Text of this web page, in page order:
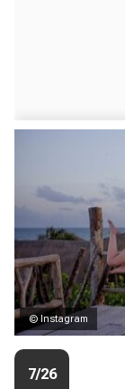
© Instagram
7/26